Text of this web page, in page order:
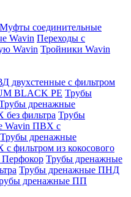
Муфты соединительные
Wavin Переходы с
Wavin Тройники Wavin
с фильтром
BLACK PE Трубы
дренажные
фильтра Трубы
Wavin ПВХ с
Трубы дренажные
фильтром из кокосового
Трубы дренажные
Трубы дренажные ПНД
дренажные ПП